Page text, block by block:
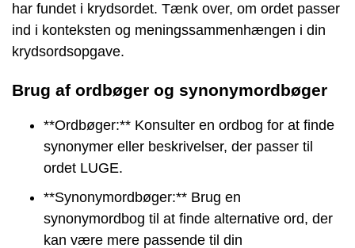
har fundet i krydsordet. Tænk over, om ordet passer
ind i konteksten og meningssammenhængen i din
krydsordsopgave.
Brug af ordbøger og synonymordbøger
**Ordbøger:** Konsulter en ordbog for at finde
synonymer eller beskrivelser, der passer til
ordet LUGE.
**Synonymordbøger:** Brug en
synonymordbog til at finde alternative ord, der
kan være mere passende til din